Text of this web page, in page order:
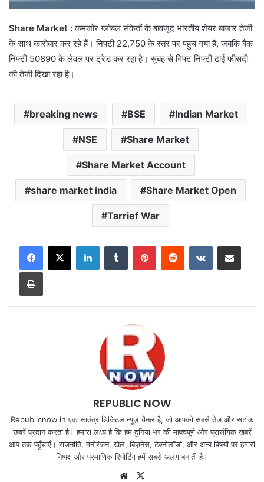
Share Market :कमजोर ग्लोबल संकेतों के बावजूद भारतीय शेयर बाजार तेजी
के साथ कारोबार कर रहे हैं। निफ्टी 22,750 के स्तर पर पहुंच गया है, जबकि बैंक
निफ्टी 50890 के लेवल पर ट्रेड कर रहा है। सुबह से गिफ्ट निफ्टी ढाई फीसदी
की तेजी दिखा रहा है।
breaking news BSE Indian Market
NSE Share Market
Share Market Account
share market india Share Market Open
Tarrief War
LinkedInTumblr PinterestReddit VKontakteShare via Email
Print
REPUBLIC NOW
Republicnow.in एक स्वतंत्र डिजिटल न्यूज़ चैनल है, जो आपको सबसे तेज और सटीक
खबरें प्रदान करता है। हमारा लक्ष्य है कि हम दुनिया भर की महत्वपूर्ण और प्रासंगिक खबरें
आप तक पहुँचाएँ। राजनीति, मनोरंजन, खेल, बिज़नेस, टेक्नोलॉजी, और अन्य विषयों पर हमारी
निष्पक्ष और प्रमाणिक रिपोर्टिंग हमें सबसे अलग बनाती है।
Website